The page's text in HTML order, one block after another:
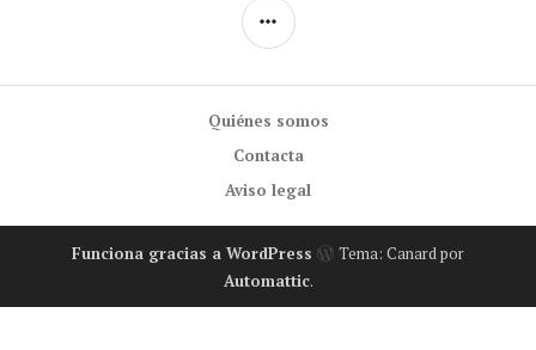
BARRA
Quiénes somos
Contacta
Aviso legal
Funciona gracias a WordPress
Tema: Canard por
Automattic.